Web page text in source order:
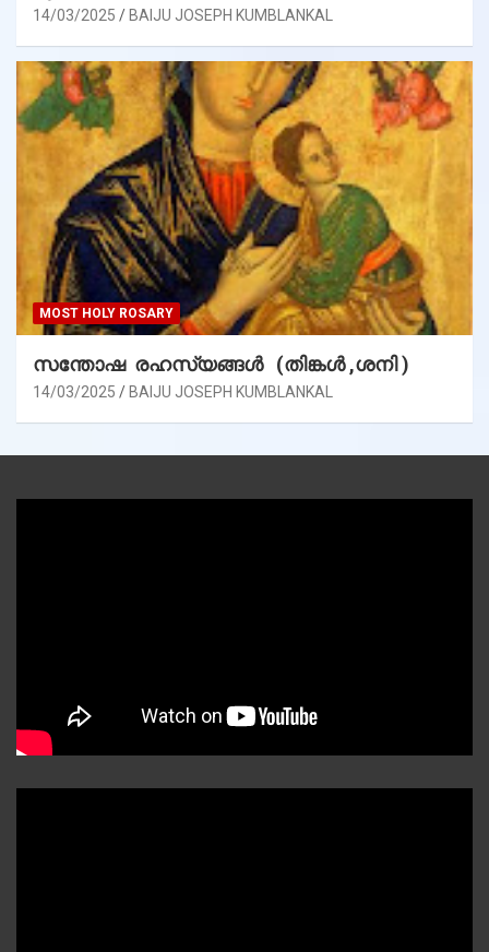
14/03/2025 BAIJU JOSEPH KUMBLANKAL
MOST HOLY ROSARY
സന്തോഷ രഹസ്യങ്ങൾ (തിങ്കൾ ,ശനി )
14/03/2025 BAIJU JOSEPH KUMBLANKAL